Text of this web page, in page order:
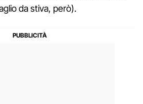
da stiva, però).